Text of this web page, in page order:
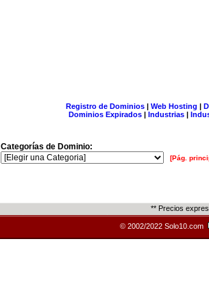
Registro de Dominios| Web Hosting |
Dominios Expirados | Industrias |
Categorías de Dominio:
[Pág.
** Precios
© 2002/2022 Solo10.com